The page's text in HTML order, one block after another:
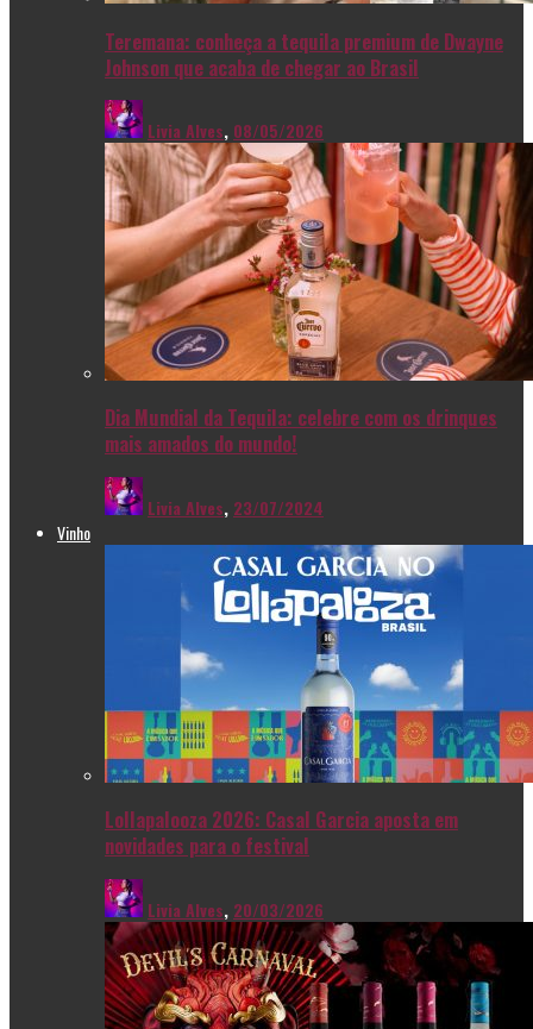
Teremana: conheça a tequila premium de Dwayne
Johnson que acaba de chegar ao Brasil
Livia Alves, 08/05/2026
Dia Mundial da Tequila: celebre com os drinques
mais amados do mundo!
Livia Alves, 23/07/2024
Vinho
Lollapalooza 2026: Casal Garcia aposta em
novidades para o festival
Livia Alves, 20/03/2026